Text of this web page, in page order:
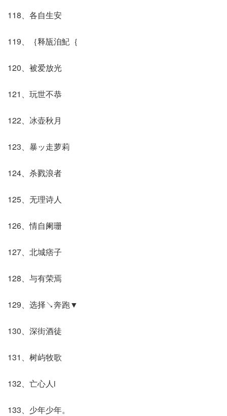
118、各自生安
119、｛释瓬洎魢｛
120、被爱放光
121、玩世不恭
122、冰壶秋月
123、暴ッ走萝莉
124、杀戮浪者
125、无理诗人
126、情自阑珊
127、北城痞子
128、与有荣焉
129、选择↘奔跑▼
130、深街酒徒
131、树屿牧歌
132、亡心人i
133、少年少年。